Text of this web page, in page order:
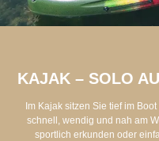
KAJAK – SOLO
Im Kajak sitzen Sie tief im
schnell, wendig und nah am
sportlich erkunden oder